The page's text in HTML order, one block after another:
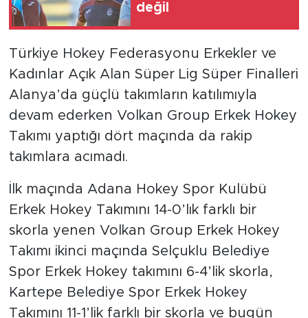
değil
Türkiye Hokey Federasyonu Erkekler ve
Kadınlar Açık Alan Süper Lig Süper Finalleri
Alanya’da güçlü takımların katılımıyla
devam ederken Volkan Group Erkek Hokey
Takımı yaptığı dört maçında da rakip
takımlara acımadı.
İlk maçında Adana Hokey Spor Kulübü
Erkek Hokey Takımını 14-0’lık farklı bir
skorla yenen Volkan Group Erkek Hokey
Takımı ikinci maçında Selçuklu Belediye
Spor Erkek Hokey takımını 6-4’lik skorla,
Kartepe Belediye Spor Erkek Hokey
Takımını 11-1’lik farklı bir skorla ve bugün